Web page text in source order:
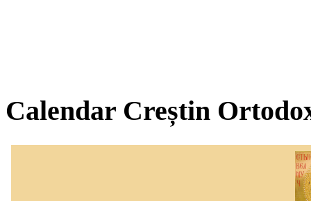
Calendar Creștin